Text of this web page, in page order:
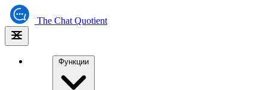
The Chat Quotient
Функции